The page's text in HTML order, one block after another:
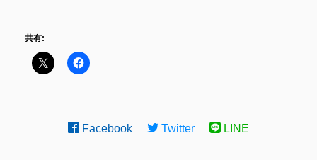
共有:
Facebook Twitter LINE